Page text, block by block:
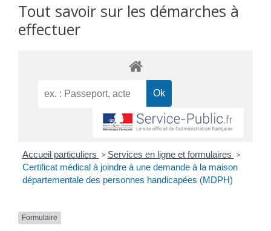
Tout savoir sur les démarches à
effectuer
Accueil particuliers > Services en ligne et formulaires >
Certificat médical à joindre à une demande à la maison
départementale des personnes handicapées (MDPH)
Formulaire